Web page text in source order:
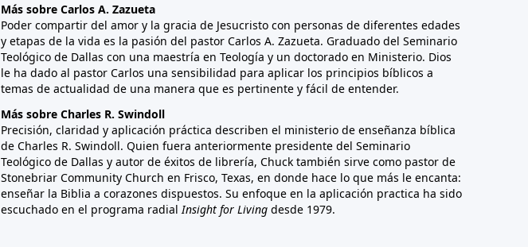
Más sobre Carlos A. Zazueta
Poder compartir del amor y la gracia de Jesucristo con personas de diferentes edades
y etapas de la vida es la pasión del pastor Carlos A. Zazueta. Graduado del Seminario
Teológico de Dallas con una maestría en Teología y un doctorado en Ministerio. Dios
le ha dado al pastor Carlos una sensibilidad para aplicar los principios bíblicos a
temas de actualidad de una manera que es pertinente y fácil de entender.
Más sobre Charles R. Swindoll
Precisión, claridad y aplicación práctica describen el ministerio de enseñanza bíblica
de Charles R. Swindoll. Quien fuera anteriormente presidente del Seminario
Teológico de Dallas y autor de éxitos de librería, Chuck también sirve como pastor de
Stonebriar Community Church en Frisco, Texas, en donde hace lo que más le encanta:
enseñar la Biblia a corazones dispuestos. Su enfoque en la aplicación practica ha sido
escuchado en el programa radialInsight for Living desde 1979.